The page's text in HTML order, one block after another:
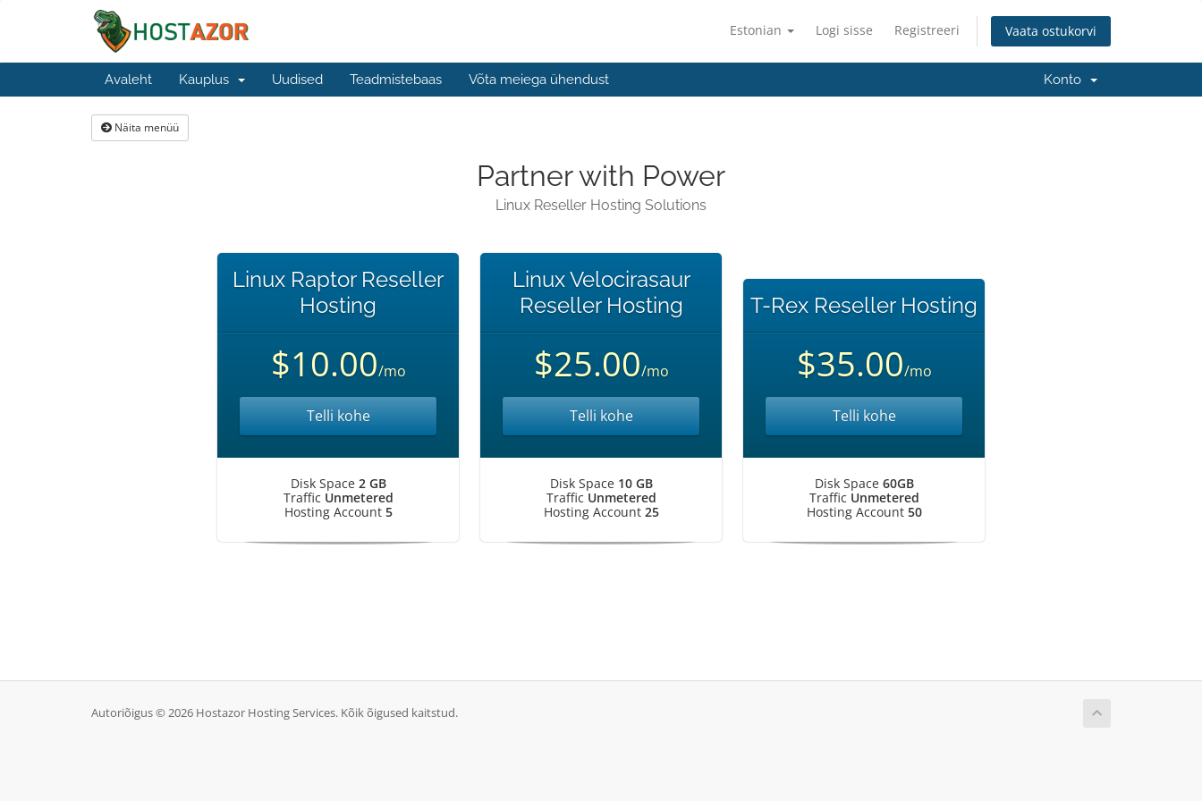
Estonian Logi sisse Registreeri Vaata ostukorvi
Avaleht Kauplus Uudised Teadmistebaas Võta meiega ühendust Konto
Näita menüü
Partner with Power
Linux Reseller Hosting Solutions
Linux Raptor Reseller
Hosting
$10.00/mo
Telli kohe
Disk Space 2 GB
Traffic Unmetered
Hosting Account 5
Linux Velocirasaur
Reseller Hosting
$25.00/mo
Telli kohe
Disk Space 10 GB
Traffic Unmetered
Hosting Account 25
T-Rex Reseller Hosting
$35.00/mo
Telli kohe
Disk Space 60GB
Traffic Unmetered
Hosting Account 50
Autoriõigus © 2026 Hostazor Hosting Services. Kõik õigused kaitstud.